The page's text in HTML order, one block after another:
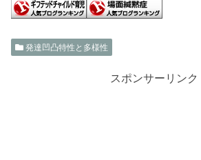
発達凹凸特性と多様性
スポンサーリンク